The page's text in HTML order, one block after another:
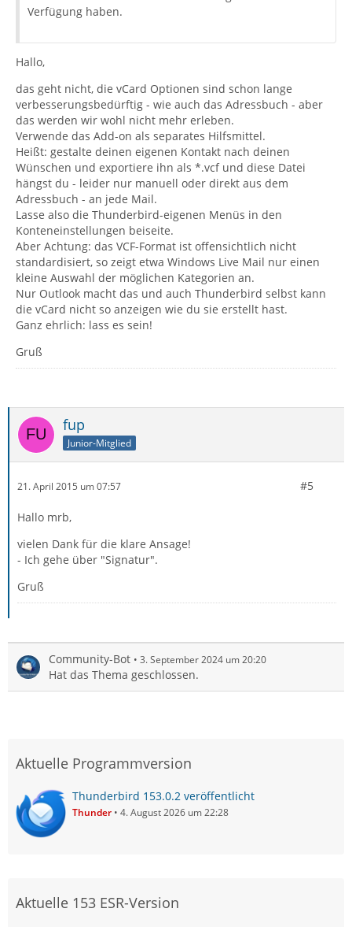
Verfügung haben.
Hallo,
das geht nicht, die vCard Optionen sind schon lange
verbesserungsbedürftig - wie auch das Adressbuch - aber
das werden wir wohl nicht mehr erleben.
Verwende das Add-on als separates Hilfsmittel.
Heißt: gestalte deinen eigenen Kontakt nach deinen
Wünschen und exportiere ihn als *.vcf und diese Datei
hängst du - leider nur manuell oder direkt aus dem
Adressbuch - an jede Mail.
Lasse also die Thunderbird-eigenen Menüs in den
Konteneinstellungen beiseite.
Aber Achtung: das VCF-Format ist offensichtlich nicht
standardisiert, so zeigt etwa Windows Live Mail nur einen
kleine Auswahl der möglichen Kategorien an.
Nur Outlook macht das und auch Thunderbird selbst kann
die vCard nicht so anzeigen wie du sie erstellt hast.
Ganz ehrlich: lass es sein!
Gruß
fup
Junior-Mitglied
21. April 2015 um 07:57 #5
Hallo mrb,
vielen Dank für die klare Ansage!
- Ich gehe über "Signatur".
Gruß
Community-Bot 3. September 2024 um 20:20
Hat das Thema geschlossen.
Aktuelle Programmversion
Thunderbird 153.0.2 veröffentlicht
Thunder 4. August 2026 um 22:28
Aktuelle 153 ESR-Version